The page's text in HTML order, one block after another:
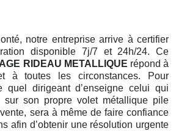
notre entreprise arrive à certifier
disponible 7j/7 et 24h/24. Ce
RIDEAU METALLIQUE répond à
à toutes les circonstances. Pour
quel dirigeant d’enseigne celui qui
sur son propre volet métallique pile
sera à même de faire confiance
afin d’obtenir une résolution urgente